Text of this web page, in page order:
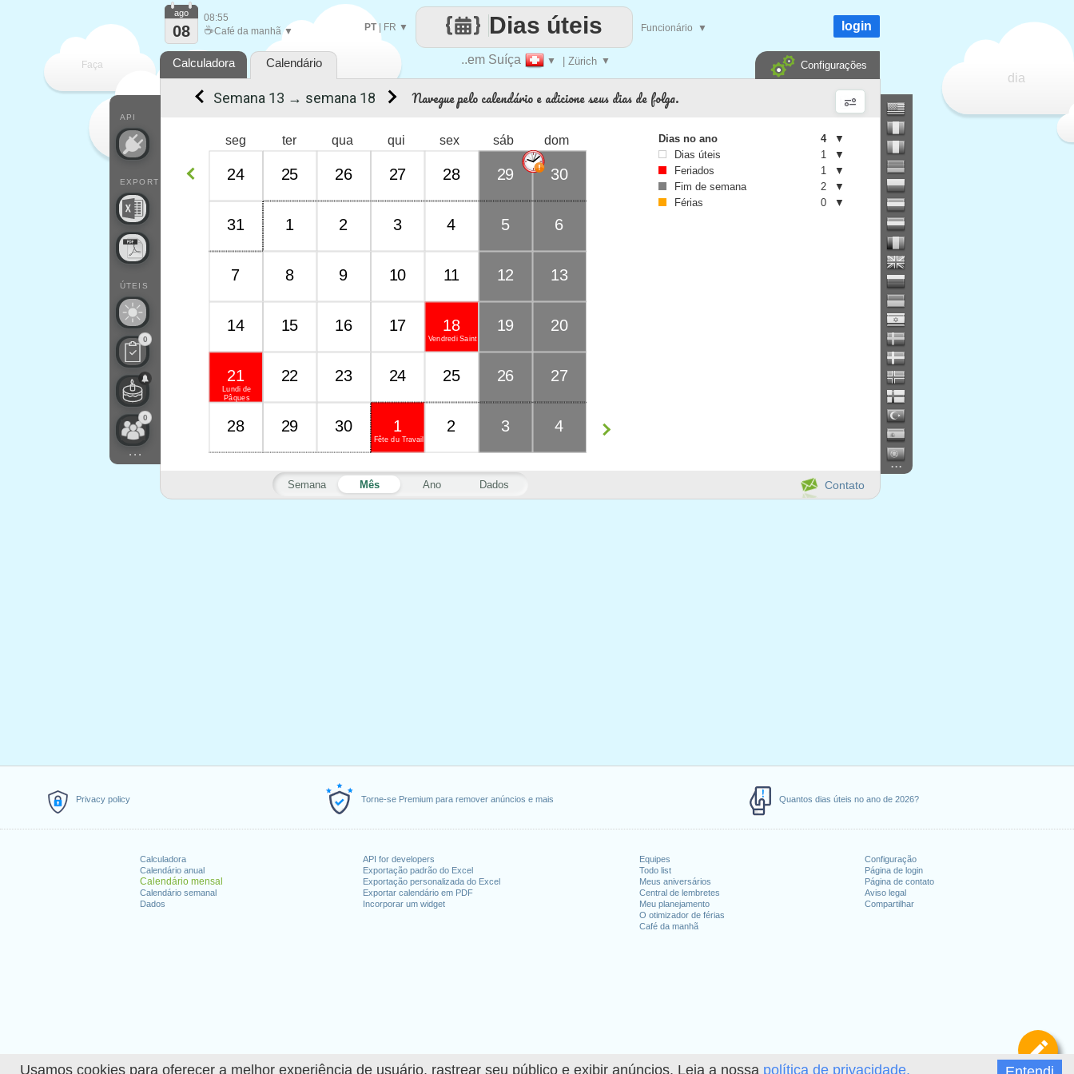
Usamos cookies para oferecer a melhor experiência de usuário, rastrear seu público e exibir anúncios. Leia a nossa política de privacidade.
Privacy policy Torne-se Premium para remover anúncios e mais Quantos dias úteis no ano de 2026?
Calculadora
Calendário anual
Calendário mensal
Calendário semanal
Dados
API for developers
Exportação padrão do Excel
Exportação personalizada do Excel
Exportar calendário em PDF
Incorporar um widget
Equipes
Todo list
Meus aniversários
Central de lembretes
Meu planejamento
O otimizador de férias
Café da manhã
Configuração
Página de login
Página de contato
Aviso legal
Compartilhar
Faça
dia
..em Suíça ▼ | Zürich ▼
Dias úteis
PT| FR ▼ Funcionário ▼
API
EXPORT
ÚTEIS
0
0
...
ago
08
08:55
☕Café da manhã ▼ login
Calculadora Calendário Configurações
...
Contato
Navegue pelo calendário e adicione seus dias de folga.
Semana Mês Ano Dados
seg ter qua qui sex sáb dom
24 25 26 27 28 29 30
31 1 2 3 4 5 6
7 8 9 10 11 12 13
14 15 16 17
Vendredi Saint
18 19 20
Lundi de
Pâques
21 22 23 24 25 26 27
28 29 30
Fête du Travail
1 2 3 4
Semana 13 → semana 18
Dias no ano 4
▼
Dias úteis
1
▼
Feriados
1
▼
Fim de semana
2
▼
Férias
0 ▼